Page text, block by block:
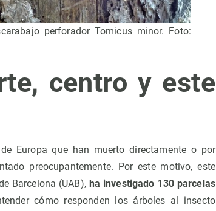
perforador Tomicus minor. Foto:
centro y este
Europa que han muerto directamente o por
preocupantemente. Por este motivo, este
Barcelona (UAB), ha investigado 130 parcelas
cómo responden los árboles al insecto